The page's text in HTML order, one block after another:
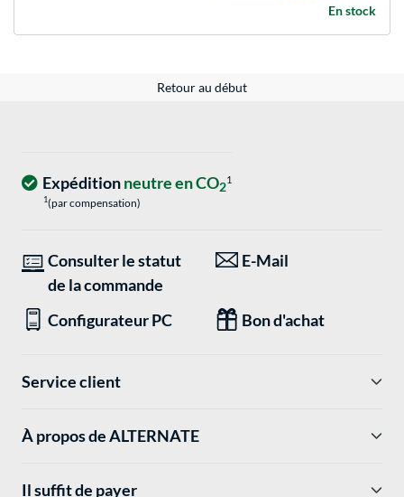
En stock
Retour au début
Expéditionneutre en CO21
1(par compensation)
Consulter le statut
de la commande
E-Mail
Configurateur PC Bon d'achat
Service client
À propos de ALTERNATE
Il suffit de payer